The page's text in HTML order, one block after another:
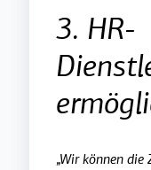
3. HR-
„Wir können